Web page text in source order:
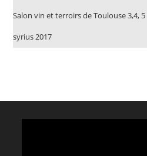
Salon vin et terroirs de Toulouse 3,4,
syrius 2017